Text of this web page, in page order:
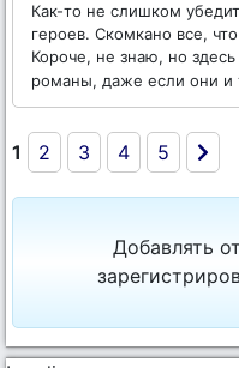
Как-то не слишком
героев. Скомкано все,
Короче, не знаю, но
романы, даже если они и
1 2 3 4 5
Добавлять